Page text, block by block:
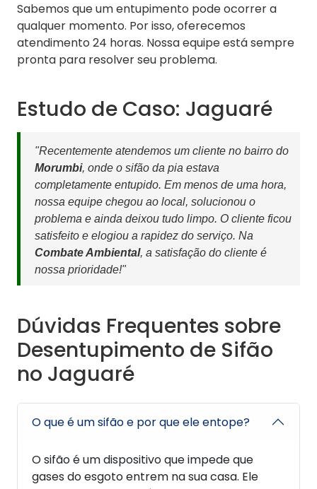
Sabemos que um entupimento pode ocorrer a
qualquer momento. Por isso, oferecemos
atendimento 24 horas. Nossa equipe está sempre
pronta para resolver seu problema.
Estudo de Caso: Jaguaré
"Recentemente atendemos um cliente no bairro do
Morumbi, onde o sifão da pia estava
completamente entupido. Em menos de uma hora,
nossa equipe chegou ao local, solucionou o
problema e ainda deixou tudo limpo. O cliente ficou
satisfeito e elogiou a rapidez do serviço. Na
Combate Ambiental, a satisfação do cliente é
nossa prioridade!"
Dúvidas Frequentes sobre
Desentupimento de Sifão
no Jaguaré
O que é um sifão e por que ele entope?
O sifão é um dispositivo que impede que
gases do esgoto entrem na sua casa. Ele